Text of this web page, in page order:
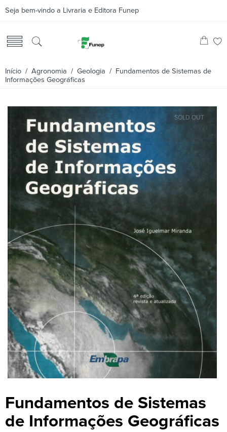
Seja bem-vindo a Livraria e Editora Funep
Início / Agronomia / Geologia / Fundamentos de Sistemas de
Informações Geográficas
SOLD OUT
Fundamentos de Sistemas
de Informações Geográficas